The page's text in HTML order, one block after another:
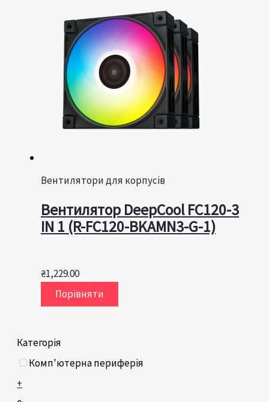
Категорія
Комп'ютерна периферія
+
Вентилятори для корпусів
Вентилятор DeepCool FC120-3
IN 1 (R-FC120-BKAMN3-G-1)
₴1,229.00
Порівняти